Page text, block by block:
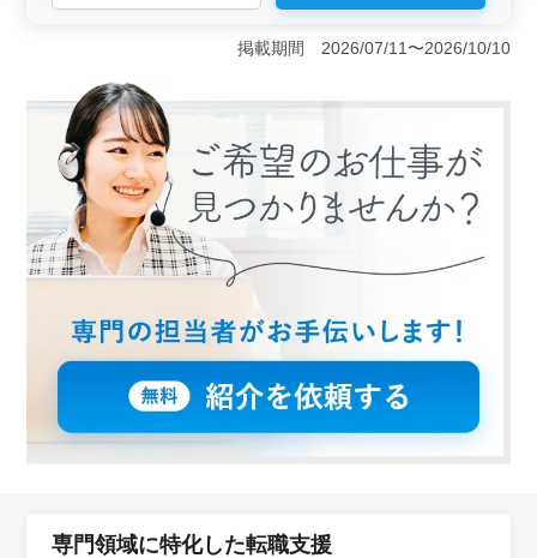
ランスタッフが活躍しており、ブランクがあっても応募
数は問われず、即戦力として働けます。経験を活かして
活躍したい方にとって理想的な職場です。 ＜駅近で
通勤の利便性抜群＞ 地下鉄成増駅から徒歩わずか1分と
いう好立地で、通勤が非常に便利です。毎日の通勤スト
レスを大幅に軽減でき、仕事に集中しやすい環境が整っ
ています。駅チカのため、交通機関でのアクセスも抜群
で、通勤に時間をかけたくない方や電車通勤の方に最適
な職場です。 ＜働きやすさと収入のバランス＞ シ
フト制の勤務で、残業は月10時間程度と少ないため、プ
ライベートと仕事のバランスが取りやすい環境です。ま
た、年収250〜400万円に加えて、賞与も支給されるた
用・健康・厚生などの福利厚生も充実しており、長期的
掲載期間 2026/07/11〜2026/10/10
専門領域に特化した転職支援